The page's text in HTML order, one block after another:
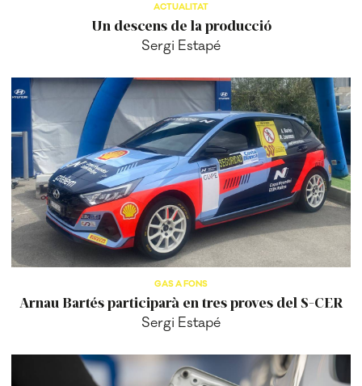
ACTUALITAT
Un descens de la producció
Sergi Estapé
GAS A FONS
Arnau Bartés participarà en tres proves del S-CER
Sergi Estapé